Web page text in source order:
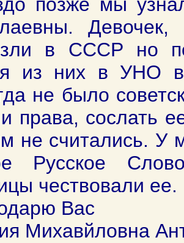
позже мы
в СССР но
из них в УНО
не было
права, сослать
не считались. У
Русское
чествовали ее.
Вас
Михавйловна